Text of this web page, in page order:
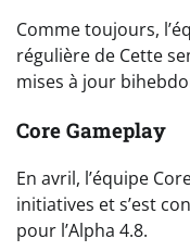
Comme toujours,
régulière de Cette
mises à jour
Core Gameplay
En avril, l’équipe
initiatives et s’est
pour l’Alpha 4.8.